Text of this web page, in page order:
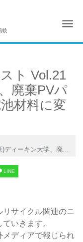
載
ト Vol.21
廃棄PVパ
材料に変
ルのシリコンを蓄電池材料に変換他
LINE
サイクル関連のニ
いきます。
メディアで報じられ